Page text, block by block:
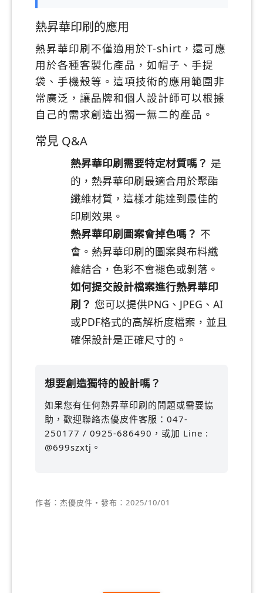
熱昇華印刷的應用
熱昇華印刷不僅適用於T-shirt，還可應
用於各種客製化產品，如帽子、手提
袋、手機殼等。這項技術的應用範圍非
常廣泛，讓品牌和個人設計師可以根據
自己的需求創造出獨一無二的產品。
常見 Q&A
熱昇華印刷需要特定材質嗎？ 是
的，熱昇華印刷最適合用於聚酯
纖維材質，這樣才能達到最佳的
印刷效果。
熱昇華印刷圖案會掉色嗎？ 不
會。熱昇華印刷的圖案與布料纖
維結合，色彩不會褪色或剝落。
如何提交設計檔案進行熱昇華印
刷？ 您可以提供PNG、JPEG、AI
或PDF格式的高解析度檔案，並且
確保設計是正確尺寸的。
想要創造獨特的設計嗎？
如果您有任何熱昇華印刷的問題或需要協
助，歡迎聯絡杰優皮件客服：047-
250177 / 0925-686490，或加 Line :
@699szxtj。
作者：杰優皮件 • 發布：2025/10/01